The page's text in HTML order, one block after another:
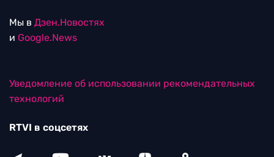
Мы в Дзен.Новостях
и Google.News
Уведомление об использовании рекомендательных
технологий
RTVI в соцсетях